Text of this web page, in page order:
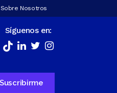
Sobre Nosotros
Síguenos en: